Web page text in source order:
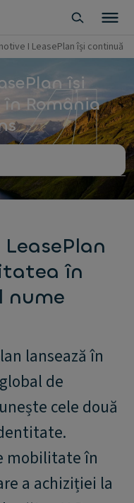
I LeasePlan își continuă
își
România
în
nume
lansează în
de
cele două
mobilitate în
a achiziției la